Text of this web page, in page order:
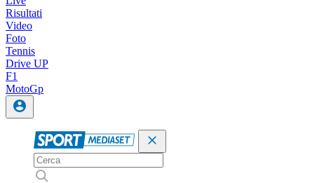
Risultati
Video
Foto
Tennis
Drive UP
F1
MotoGp